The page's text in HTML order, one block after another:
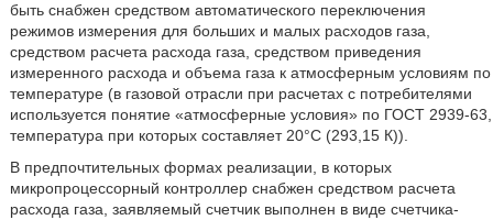
быть снабжен средством автоматического переключения
режимов измерения для больших и малых расходов газа,
средством расчета расхода газа, средством приведения
измеренного расхода и объема газа к атмосферным условиям по
температуре (в газовой отрасли при расчетах с потребителями
используется понятие «атмосферные условия» по ГОСТ 2939-63,
температура при которых составляет 20°C (293,15 К)).
В предпочтительных формах реализации, в которых
микропроцессорный контроллер снабжен средством расчета
расхода газа, заявляемый счетчик выполнен в виде счетчика-